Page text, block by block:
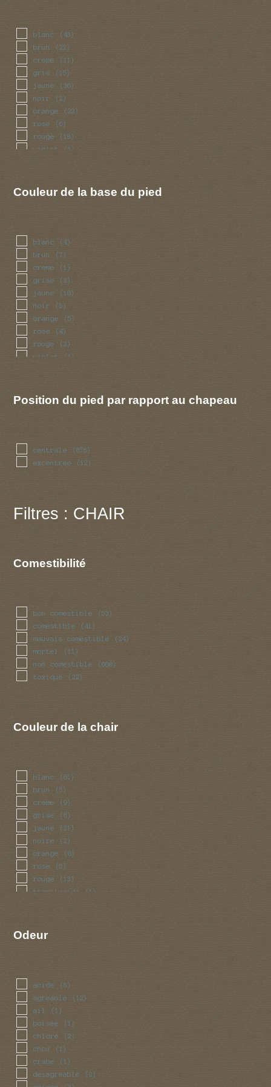
blanc (43)
brun (22)
creme (11)
gris (15)
jaune (36)
noir (2)
orange (22)
rose (6)
rouge (18)
violet (1)
Couleur de la base du pied
blanc (4)
brun (7)
creme (1)
grise (2)
jaune (10)
noir (5)
orange (5)
rose (4)
rouge (2)
violet (1)
Position du pied par rapport au chapeau
centrale (878)
excentree (12)
Filtres : CHAIR
Comestibilité
bon comestible (53)
comestible (41)
mauvais comestible (24)
mortel (11)
non comestible (680)
toxique (22)
Couleur de la chair
blanc (61)
brun (5)
creme (9)
grise (6)
jaune (21)
noire (2)
orange (8)
rose (5)
rouge (13)
translucide (1)
Odeur
acide (5)
agreable (12)
ail (1)
boisee (1)
chlore (2)
chou (1)
crabe (1)
desagreable (2)